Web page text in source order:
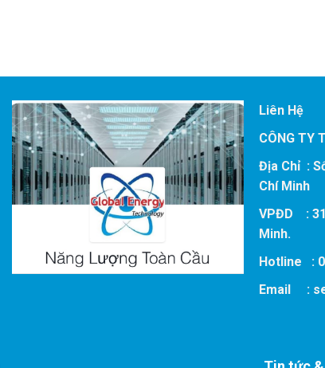
Liên Hệ
CÔNG TY
Địa Chỉ :
Chí Minh
VPĐD :
Minh.
Hotline :
Email :